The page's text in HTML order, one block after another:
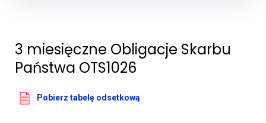
3 miesięczne Obligacje Skarbu
Państwa OTS1026
Pobierz tabelę odsetkową